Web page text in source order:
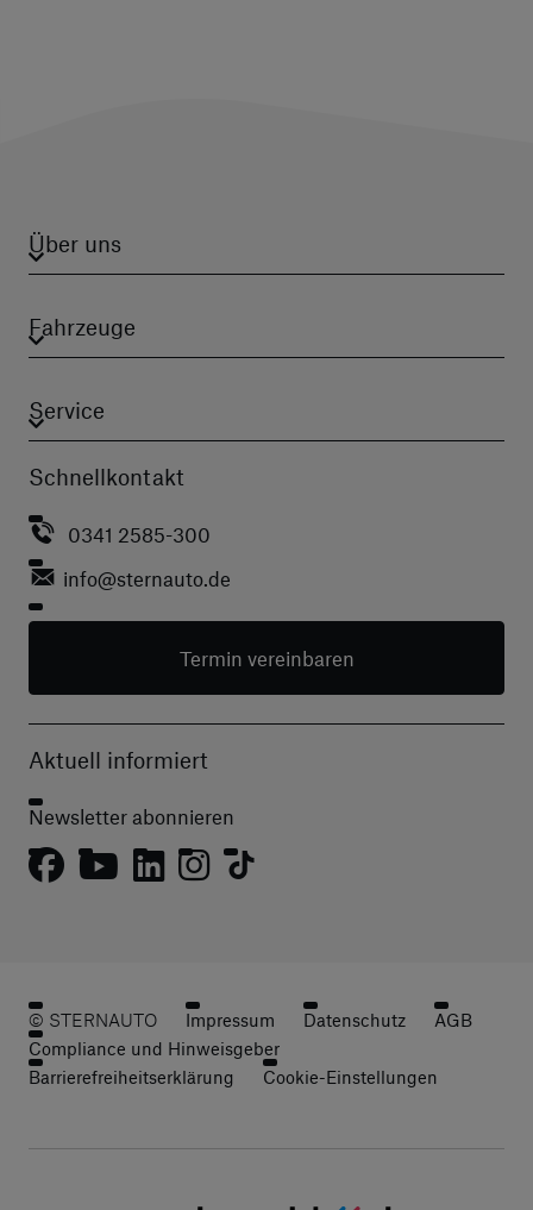
Über uns
Fahrzeuge
Service
Schnellkontakt
0341 2585-300
info@sternauto.de
Termin vereinbaren
Aktuell informiert
Newsletter abonnieren
© STERNAUTO Impressum Datenschutz
AGB
Compliance und Hinweisgeber
Barrierefreiheitserklärung
Cookie-Einstellungen